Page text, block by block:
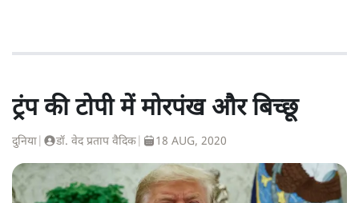
ट्रंप की टोपी में मोरपंख और बिच्छू
दुनिया डॉ. वेद प्रताप वैदिक 18 AUG, 2020